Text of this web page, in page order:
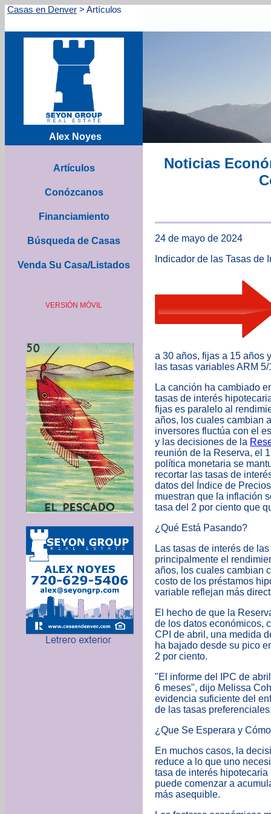
Casas en Denver > Artículos
Alex Noyes
Noticias
Artículos
Conózcanos
Financiamiento
Búsqueda de Casas
Venda Su Casa/Listados
VERSIÓN MÓVIL
24 de mayo de 2024
Indicador de las Tasas de
a 30 años, fijas a 15 años
las tasas variables ARM
La canción ha cambiado
tasas de interés
fijas es paralelo al
años, los cuales cambian
inversores fluctúa con el
y las decisiones de la
reunión de la Reserva, el
política monetaria se
recortar las tasas de
datos del Índice de
muestran que la inflación
tasa del 2 por ciento que
¿Qué Está Pasando?
Las tasas de interés de
principalmente el
años, los cuales cambian
costo de los préstamos
variable reflejan más
El hecho de que la
de los datos económicos,
CPI de abril, una medida
ha bajado desde su pico
2 por ciento.
"El informe del IPC de
6 meses", dijo Melissa
evidencia suficiente del
de las tasas
¿Que Se Esperara y
En muchos casos, la
reduce a lo que uno
tasa de interés
puede comenzar a
más asequible.